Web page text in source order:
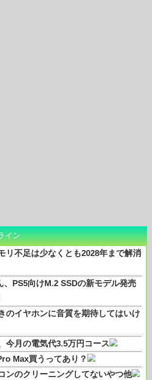
イン
リ不足は少なくとも2028年まで解消
、PS5向けM.2 SSDの新モデル発売
のイヤホンに音質を期待してはいけ
今月の電気代3.5万円コース
Max買うってあり？
ンのクリーニングしてないやつ他